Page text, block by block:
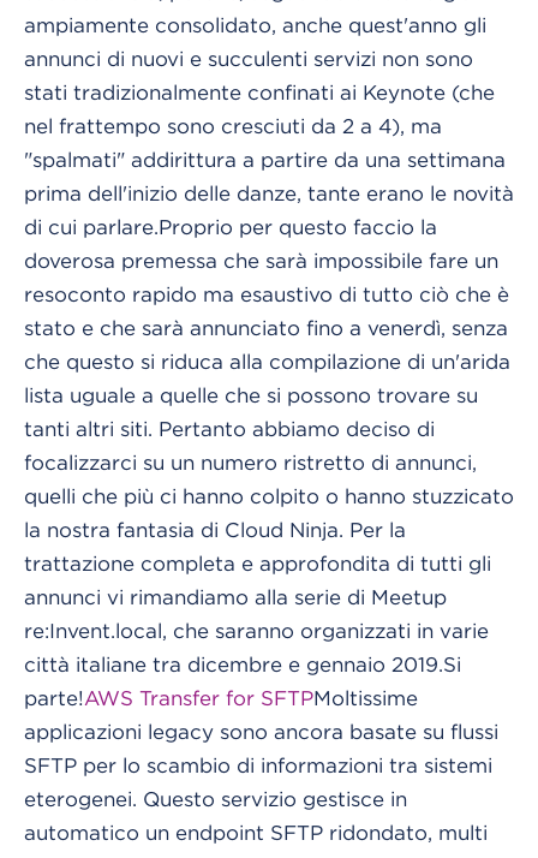
ampiamente consolidato, anche quest'anno gli
annunci di nuovi e succulenti servizi non sono
stati tradizionalmente confinati ai Keynote (che
nel frattempo sono cresciuti da 2 a 4), ma
"spalmati" addirittura a partire da una settimana
prima dell'inizio delle danze, tante erano le novità
di cui parlare.Proprio per questo faccio la
doverosa premessa che sarà impossibile fare un
resoconto rapido ma esaustivo di tutto ciò che è
stato e che sarà annunciato fino a venerdì, senza
che questo si riduca alla compilazione di un'arida
lista uguale a quelle che si possono trovare su
tanti altri siti. Pertanto abbiamo deciso di
focalizzarci su un numero ristretto di annunci,
quelli che più ci hanno colpito o hanno stuzzicato
la nostra fantasia di Cloud Ninja. Per la
trattazione completa e approfondita di tutti gli
annunci vi rimandiamo alla serie di Meetup
re:Invent.local, che saranno organizzati in varie
città italiane tra dicembre e gennaio 2019.Si
parte!AWS Transfer for SFTPMoltissime
applicazioni legacy sono ancora basate su flussi
SFTP per lo scambio di informazioni tra sistemi
eterogenei. Questo servizio gestisce in
automatico un endpoint SFTP ridondato, multi